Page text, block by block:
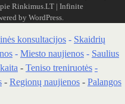
Rinkimus.LT| Infinite
by WordPress.
konsultacijos - Skaidrių
- Miesto naujienos - Saulius
- Teniso treniruotės -
- Regionų naujienos - Palangos